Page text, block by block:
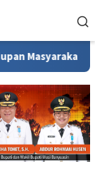
Sumsel